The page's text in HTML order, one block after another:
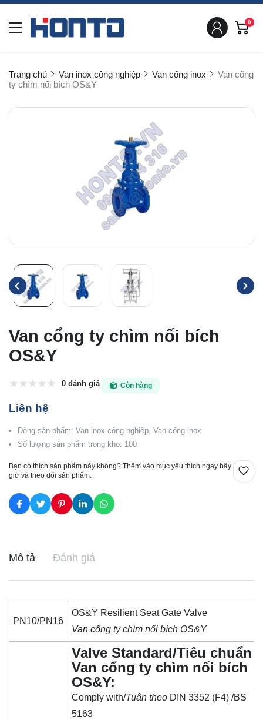
0
Trang chủ Van inox công nghiệp Van cổng inox
Van cổng
ty chìm nối bích OS&Y
Van cổng ty chìm nối bích
OS&Y
0 đánh giá Còn hàng
Liên hệ
Dòng sản phẩm: Van inox công nghiệp, Van cổng inox
Số lượng sản phẩm trong kho: 100
Bạn có thích sản phẩm này không? Thêm vào mục yêu thích ngay bây
giờ và theo dõi sản phẩm.
Mô tả Đánh giá
PN10/PN16
OS&Y Resilient Seat Gate Valve
Van cổng ty chìm nối bích OS&Y
Valve Standard/Tiêu chuẩn
Van cổng ty chìm nối bích
OS&Y:
Comply with/Tuân theo DIN 3352 (F4) /BS
5163